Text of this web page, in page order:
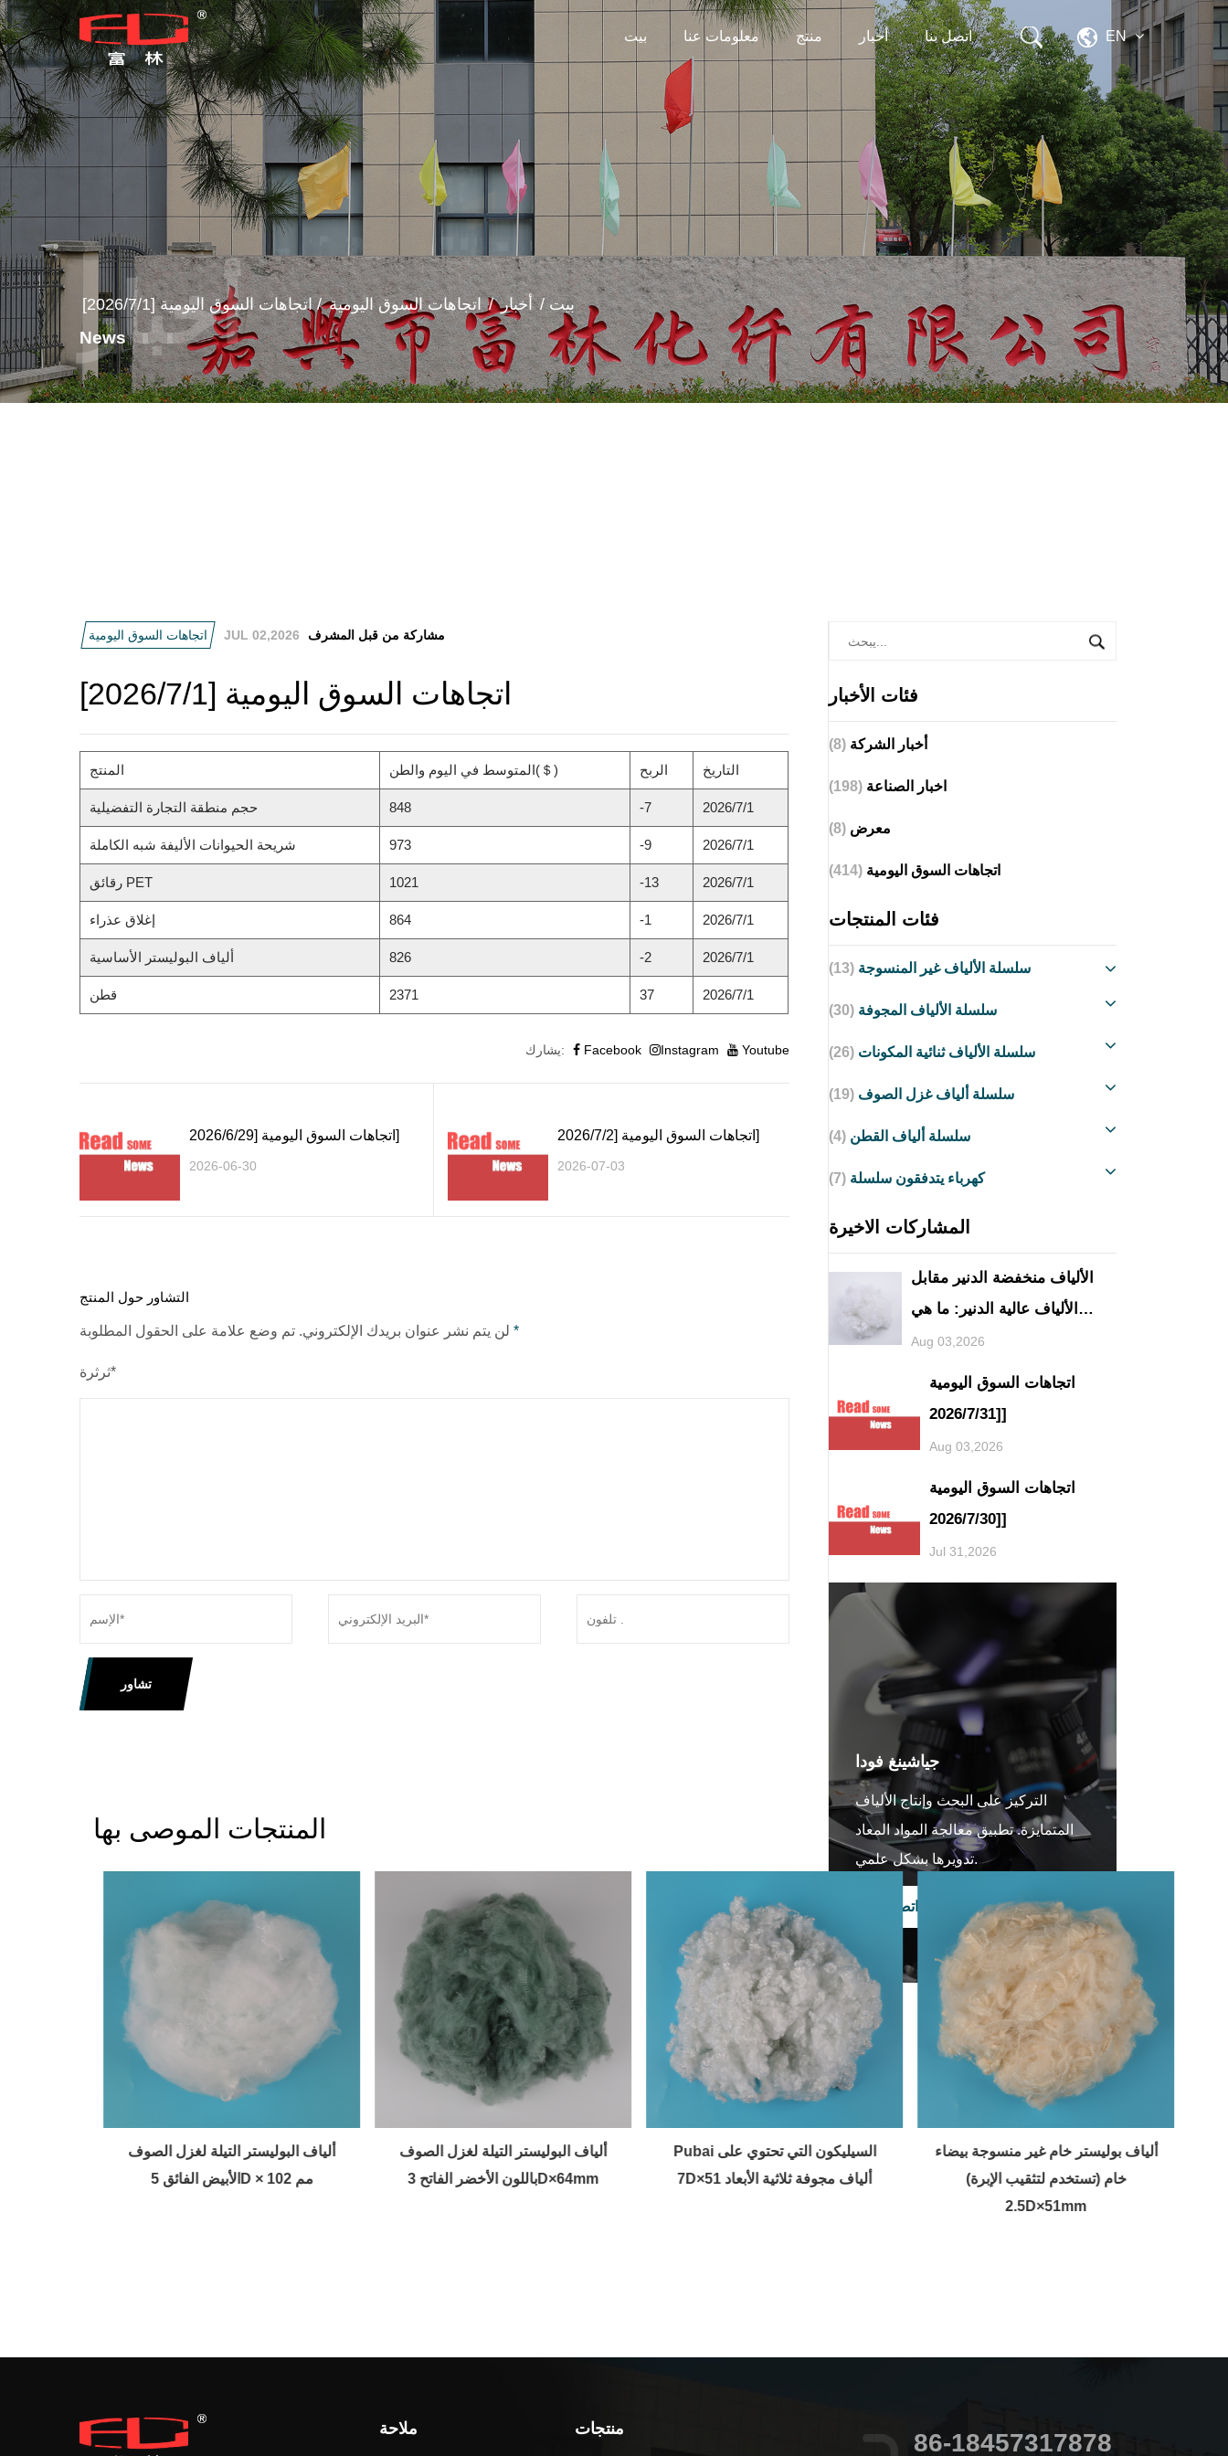
بيت معلومات عنا منتج أخبار اتصل بنا EN
بيت/أخبار/ اتجاهات السوق اليومية/اتجاهات السوق اليومية [2026/7/1]
News
فئات الأخبار
أخبار الشركة (8)
اخبار الصناعة (198)
معرض (8)
اتجاهات السوق اليومية (414)
فئات المنتجات
سلسلة الألياف غير المنسوجة (13)
سلسلة الألياف المجوفة (30)
سلسلة الألياف ثنائية المكونات (26)
سلسلة ألياف غزل الصوف (19)
سلسلة ألياف القطن (4)
كهرباء يتدفقون سلسلة (7)
المشاركات الاخيرة
الألياف منخفضة الدنير مقابل
الألياف عالية الدنير: ما هي
الاختلافات في تطبيقاتها؟
Aug 03,2026
اتجاهات السوق اليومية
[2026/7/31]
Aug 03,2026
اتجاهات السوق اليومية
[2026/7/30]
Jul 31,2026
جياشينغ فودا
التركيز على البحث وإنتاج الألياف
المتمايزة. تطبيق معالجة المواد المعاد
تدويرها بشكل علمي.
اتصل بنا
اتجاهات السوق اليومية JUL 02,2026 مشاركة من قبل المشرف
اتجاهات السوق اليومية [2026/7/1]
المنتج المتوسط في اليوم والطن(＄) الربح التاريخ
حجم منطقة التجارة التفضيلية 848 -7 2026/7/1
شريحة الحيوانات الأليفة شبه الكاملة 973 -9 2026/7/1
رقائق PET 1021 -13 2026/7/1
إغلاق عذراء 864 -1 2026/7/1
ألياف البوليستر الأساسية 826 -2 2026/7/1
قطن 2371 37 2026/7/1
يشارك: Facebook Instagram Youtube
اتجاهات السوق اليومية [2026/6/29]
2026-06-30
اتجاهات السوق اليومية [2026/7/2]
2026-07-03
التشاور حول المنتج
*
ثرثرة*
تشاور
المنتجات الموصى بها
ألياف البوليستر التيلة لغزل الصوف
الأبيض الفائق 5D × 102 مم
ألياف البوليستر التيلة لغزل الصوف
باللون الأخضر الفاتح 3D×64mm
Pubai السيليكون التي تحتوي على
7D×51 ألياف مجوفة ثلاثية الأبعاد
ألياف بوليستر خام غير منسوجة بيضاء
خام (تستخدم لتثقيب الإبرة)
2.5D×51mm
ملاحة منتجات 86-18457317878